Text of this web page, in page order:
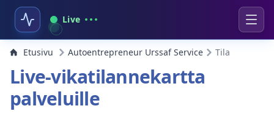
Live
Etusivu Autoentrepreneur Urssaf Service Tila
Live-vikatilannekartta
palveluille